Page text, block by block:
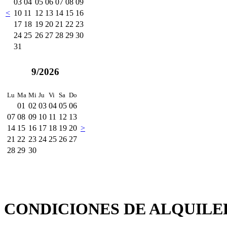
<
03 04 05 06 07 08 09
10 11 12 13 14 15 16
17 18 19 20 21 22 23
24 25 26 27 28 29 30
31
9/2026
Lu Ma Mi Ju Vi Sa Do
01 02 03 04 05 06
07 08 09 10 11 12 13
14 15 16 17 18 19 20
21 22 23 24 25 26 27
28 29 30
>
CONDICIONES DE